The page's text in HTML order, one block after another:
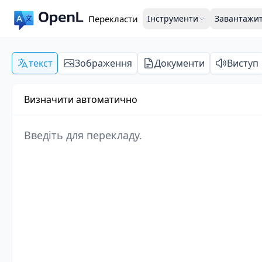
Перекласти Інструменти
текст Зображення Документи Виступ
Визначити автоматично